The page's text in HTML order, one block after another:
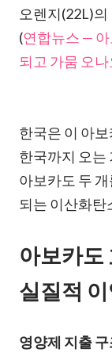
오렌지(22L)의
(연합뉴스 —
되고 가뭄 오나
한국은 이 아
한국까지 오는
아보카도 두
되는 이산화탄
아보카도
실질적
영양제 지출